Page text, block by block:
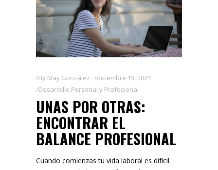
By May González
diciembre 19, 2024
Desarrollo Personal y Profesional
UNAS POR OTRAS:
ENCONTRAR EL
BALANCE PROFESIONAL
Cuando comienzas tu vida laboral es difícil